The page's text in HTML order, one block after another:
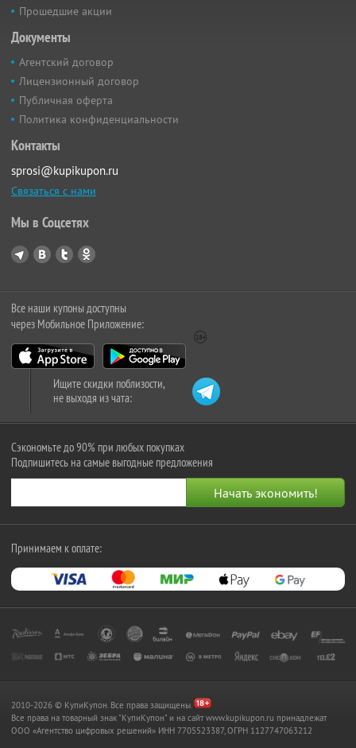
Прошедшие акции
Документы
Агентский договор
Лицензионный договор
Публичная оферта
Политика конфиденциальности
Контакты
sprosi@kupikupon.ru
Связаться с нами
Мы в Соцсетях
Все наши купоны доступны
через Мобильное Приложение:
Ищите скидки поблизости,
не выходя из чата:
Сэкономьте до 90% при любых покупках
Подпишитесь на самые выгодные предложения
Принимаем к оплате:
2010-2026 © КупиКупон. Все права защищены.
Все права на товарный знак "КупиКупон" и на сайт www.kupikupon.ru принадлежат
OOO «Агентство цифровых решений» ИНН 7705523387, ОГРН 1127747063212